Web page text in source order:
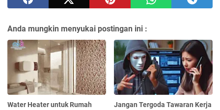
Anda mungkin menyukai postingan ini :
Water Heater untuk Rumah Jangan Tergoda Tawaran Kerja